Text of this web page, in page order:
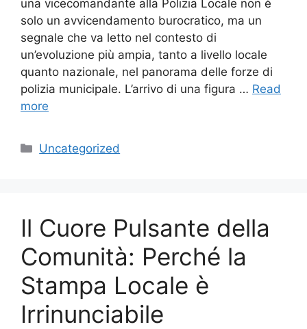
una vicecomandante alla Polizia Locale non è
solo un avvicendamento burocratico, ma un
segnale che va letto nel contesto di
un’evoluzione più ampia, tanto a livello locale
quanto nazionale, nel panorama delle forze di
polizia municipale. L’arrivo di una figura … Read
more
Categories
Uncategorized
Il Cuore Pulsante della
Comunità: Perché la
Stampa Locale è
Irrinunciabile